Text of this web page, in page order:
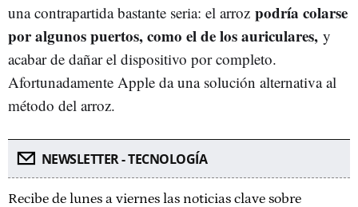
una contrapartida bastante seria: el arroz podría colarse
por algunos puertos, como el de los auriculares, y
acabar de dañar el dispositivo por completo.
Afortunadamente Apple da una solución alternativa al
método del arroz.
NEWSLETTER - TECNOLOGÍA
Recibe de lunes a viernes las noticias clave sobre